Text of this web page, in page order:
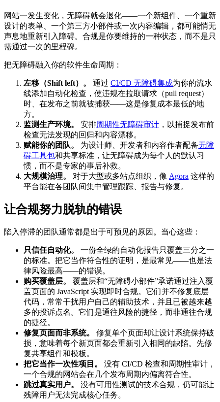
网站一发生变化，无障碍就会退化——一个新组件、一个重新
设计的表单、一个第三方小部件或一次内容编辑，都可能悄无
声息地重新引入障碍。合规是你要维持的一种状态，而不是只
需通过一次的里程碑。
把无障碍融入你的软件生命周期：
左移（Shift left）。 通过 CI/CD 无障碍集成为你的流水
线添加自动化检查，使违规在拉取请求（pull request）
时、在发布之前就被捕获——这是修复成本最低的地
方。
监测生产环境。
安排周期性无障碍审计 ，以捕捉发布前
检查无法发现的回归和内容漂移。
赋能你的团队。
为设计师、开发者和内容作者配备无障
碍工具包和共享标准，让无障碍成为每个人的默认习
惯，而不是专家的事后补救。
大规模治理。
对于大型或多站点组织，像 Agora 这样的
平台能在各团队间集中管理跟踪、报告与修复。
让合规努力脱轨的错误
陷入停滞的团队通常都是出于可预见的原因。当心这些：
只信任自动化。
一份全绿的自动化报告只覆盖三分之一
的标准。把它当作符合性的证明，是最常见——也是法
律风险最高——的错误。
购买覆盖层。
覆盖层和“无障碍小部件”承诺通过注入覆
盖页面的 JavaScript 实现即时合规。它们并不修复底层
代码，常常干扰用户自己的辅助技术，并且已被越来越
多的投诉点名。它们是通往风险的捷径，而非通往合规
的捷径。
修复页面而非系统。
修复单个页面却让设计系统保持破
损，意味着每个新页面都会重新引入相同的缺陷。先修
复共享组件和模板。
把它当作一次性项目。
没有 CI/CD 检查和周期性审计，
一个合规的网站会在几个发布周期内偏离符合性。
跳过真实用户。
没有可用性测试的技术合规，仍可能让
残障用户无法完成核心任务。